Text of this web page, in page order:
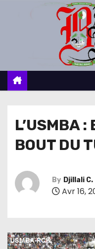
c
L’USMBA :
BOUT DU
By Djillali C.
Avr 16,